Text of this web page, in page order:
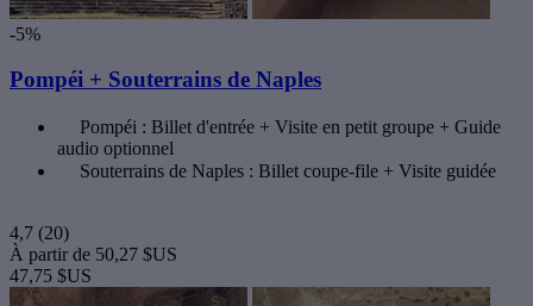
-5%
Pompéi + Souterrains de Naples
Pompéi : Billet d'entrée + Visite en petit groupe + Guide
audio optionnel
Souterrains de Naples : Billet coupe-file + Visite guidée
4,7 (20)
À partir de 50,27 $US
47,75 $US